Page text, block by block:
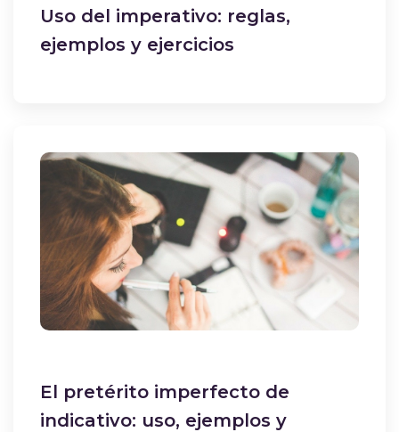
Uso del imperativo: reglas,
ejemplos y ejercicios
El pretérito imperfecto de
indicativo: uso, ejemplos y